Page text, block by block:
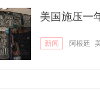
美国施压一
新闻 阿根廷